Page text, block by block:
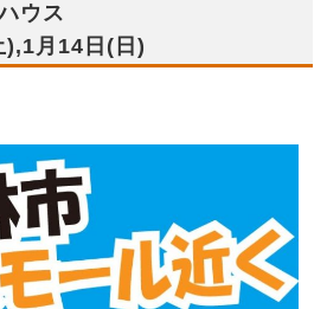
ウス
月14日(日)